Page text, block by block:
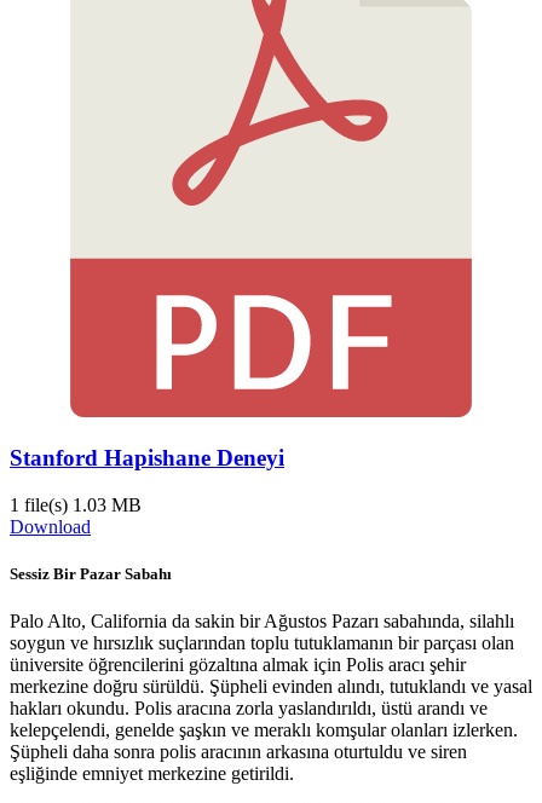
Stanford Hapishane Deneyi
1 file(s) 1.03 MB
Download
Sessiz Bir Pazar Sabahı
Palo Alto, California da sakin bir Ağustos Pazarı sabahında, silahlı
soygun ve hırsızlık suçlarından toplu tutuklamanın bir parçası olan
üniversite öğrencilerini gözaltına almak için Polis aracı şehir
merkezine doğru sürüldü. Şüpheli evinden alındı, tutuklandı ve yasal
hakları okundu. Polis aracına zorla yaslandırıldı, üstü arandı ve
kelepçelendi, genelde şaşkın ve meraklı komşular olanları izlerken.
Şüpheli daha sonra polis aracının arkasına oturtuldu ve siren
eşliğinde emniyet merkezine getirildi.